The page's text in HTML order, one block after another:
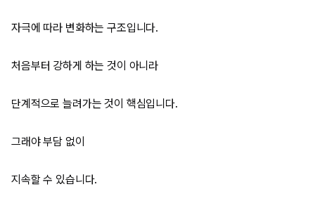
자극에 따라 변화하는 구조입니다.
처음부터 강하게 하는 것이 아니라
단계적으로 늘려가는 것이 핵심입니다.
그래야 부담 없이
지속할 수 있습니다.